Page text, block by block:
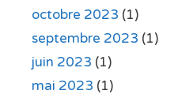
octobre 2023 (1)
septembre 2023 (1)
juin 2023 (1)
mai 2023 (1)